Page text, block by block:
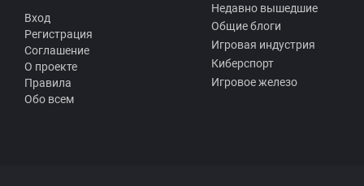
Вход
Регистрация
Соглашение
О проекте
Правила
Обо всем
Недавно вышедшие
Общие блоги
Игровая индустрия
Киберспорт
Игровое железо